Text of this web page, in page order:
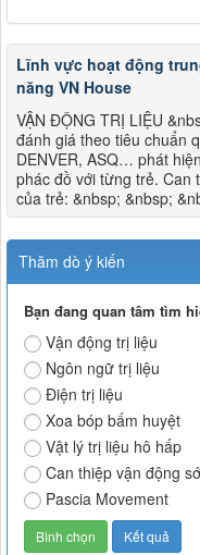
Lĩnh vực hoạt động
năng VN House
VẬN ĐỘNG TRỊ LIỆU
đánh giá theo tiêu chuẩn
DENVER, ASQ… phát
phác đồ với từng trẻ. Can
của trẻ: &nbsp; &nbsp;
Thăm dò ý kiến
Bạn đang quan tâm tìm
Vận động trị liệu
Ngôn ngữ trị liệu
Điện trị liệu
Xoa bóp bấm huyệt
Vật lý trị liệu hô hấp
Can thiệp vận động
Pascia Movement